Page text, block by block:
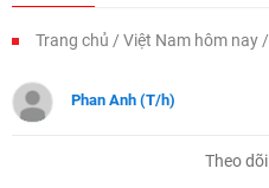
Trang chủ Việt Nam hôm nay
Phan Anh (T/h)
Theo